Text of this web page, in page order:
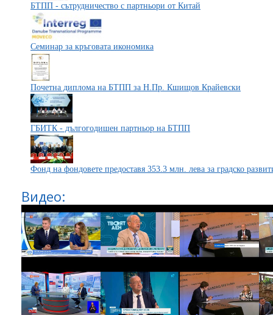
БТПП - сътрудничество с партньори от Китай
Семинар за кръговата икономика
Почетна диплома на БТПП за Н.Пр. Кшищов Крайевски
ГБИТК - дългогодишен партньор на БТПП
Фонд на фондовете предоставя 353.3 млн. лева за градско
Видео: